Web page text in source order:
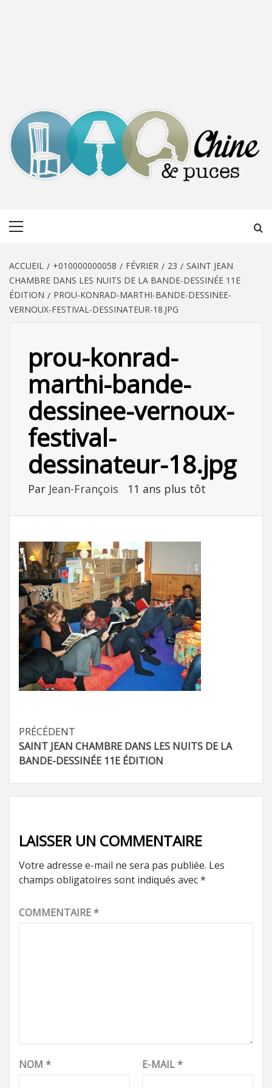
ACCUEIL +010000000058 FÉVRIER 23
SAINT JEAN
CHAMBRE DANS LES NUITS DE LA BANDE-DESSINÉE 11E
ÉDITION
PROU-KONRAD-MARTHI-BANDE-DESSINEE-
VERNOUX-FESTIVAL-DESSINATEUR-18.JPG
prou-konrad-
marthi-bande-
dessinee-vernoux-
festival-
dessinateur-18.jpg
Par Jean-François 11 ans plus tôt
Navigation
d’article
PRÉCÉDENT
SAINT JEAN CHAMBRE DANS LES NUITS DE LA
BANDE-DESSINÉE 11E ÉDITION
LAISSER UN COMMENTAIRE
Votre adresse e-mail ne sera pas publiée. Les
champs obligatoires sont indiqués avec*
COMMENTAIRE*
NOM * E-MAIL*